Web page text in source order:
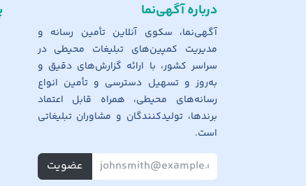
درباره آگهی‌نما
آگهی‌نما، سکوی آنلاین تأمین رسانه و
مدیریت کمپین‌های تبلیغات محیطی در
سراسر کشور، با ارائه گزارش‌های دقیق و
به‌روز و تسهیل دسترسی و تأمین انواع
رسانه‌های محیطی، همراه قابل اعتماد
برندها، تولیدکنندگان و مشاوران تبلیغاتی
است.
عضویت